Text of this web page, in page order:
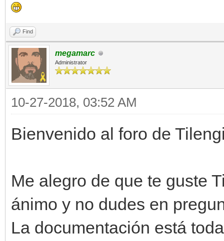
Find
megamarc
Administrator
10-27-2018, 03:52 AM
Bienvenido al foro de
Me alegro de que te guste
ánimo y no dudes en
La documentación está